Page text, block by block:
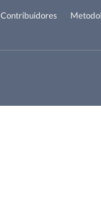
Contribuidores